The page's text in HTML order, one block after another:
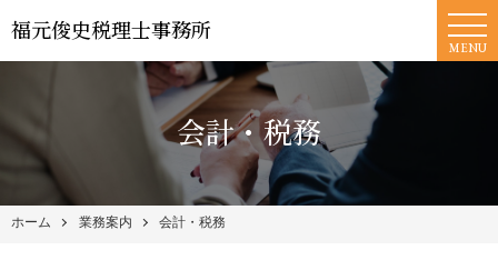
福元俊史税理士事務所
MENU
会計・税務
ホーム 業務案内 会計・税務